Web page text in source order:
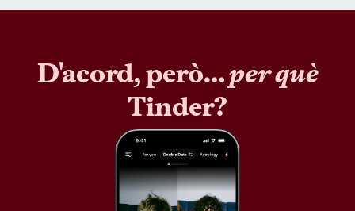
D'acord, però…per què
Tinder?